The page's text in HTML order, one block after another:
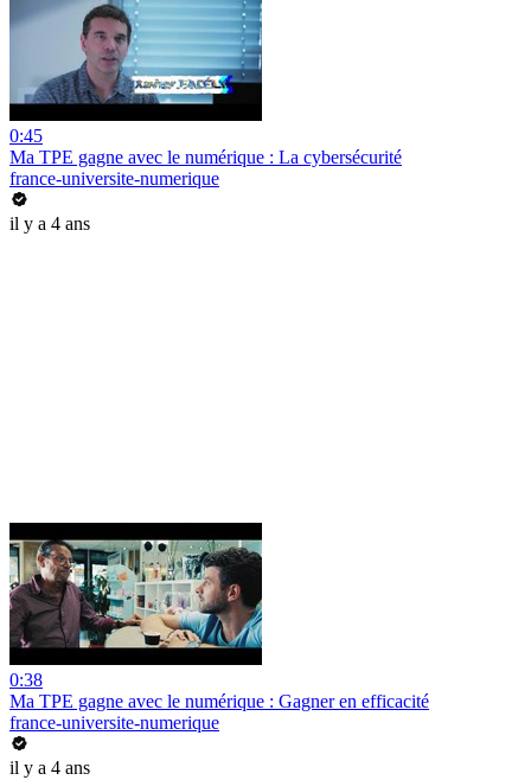
0:45
Ma TPE gagne avec le numérique : La cybersécurité
france-universite-numerique
il y a 4 ans
0:38
Ma TPE gagne avec le numérique : Gagner en efficacité
france-universite-numerique
il y a 4 ans